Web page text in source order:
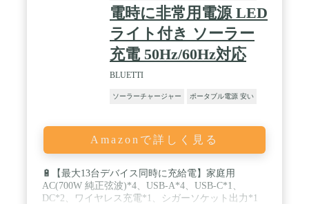
音充電モードを利用する場合、騒音は30dB以下（静
かな図書館レベル）になります / 【Jackery専用アプ
リで遠隔操作・EPS機能搭載】Jackery専用アプリ
で、デバイス状態の確認やリモートコントロールが
できます。Bluetooth と WiFi のデュアルモード通信
で、屋外および屋内のさまざまな使用シナリオをカ
ても家電や機器へ給電できます。万が一停電の時に
ご活用できます。*注意：ゼロミリ秒切替えではな
いのため、医療機器やデータサーバなど、非常時に
うる用途でのご使用はお控えください。 / 【無償回
収サービス】 Jackeryでは、不要になったポータブル
電源を無償で回収するサービスをご用意していま
電時に非常用電源 LED
ライト付き ソーラー
充電 50Hz/60Hz対応
BLUETTI
ソーラーチャージャー ポータブル電源 安い
Amazonで詳しく見る
🔋【最大13台デバイス同時に充給電】家庭用
AC(700W 純正弦波)*4、USB-A*4、USB-C*1、
DC*2、ワイヤレス充電*1、シガーソケット出力*1